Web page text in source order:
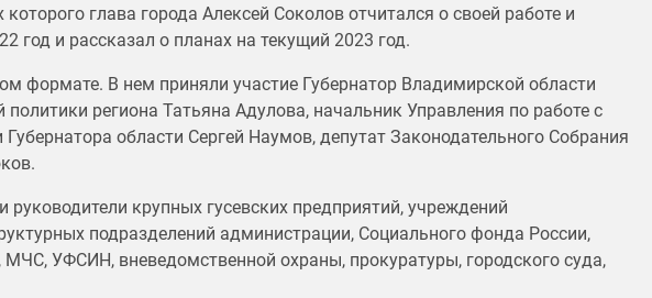
глава города Алексей Соколов отчитался о своей работе и
год и рассказал о планах на текущий 2023 год.
формате. В нем приняли участие Губернатор Владимирской области
региона Татьяна Адулова, начальник Управления по работе с
области Сергей Наумов, депутат Законодательного Собрания
руководители крупных гусевских предприятий, учреждений
подразделений администрации, Социального фонда России,
УФСИН, вневедомственной охраны, прокуратуры, городского суда,